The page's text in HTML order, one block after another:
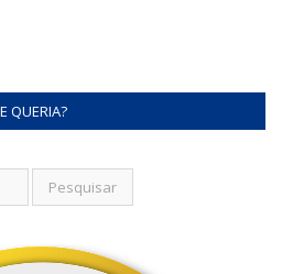
QUERIA?